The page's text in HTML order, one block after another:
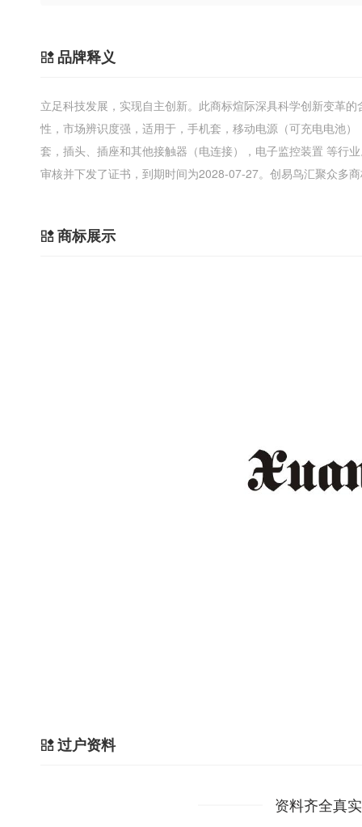
品牌释义
立足科技发展，实现自主创新。此商标煊际深具科学创新变革
性，市场辨识度强，适用于，手机套，移动电源（可充电电池
套，插头、插座和其他接触器（电连接），电子监控装置 等行
审核并下发了证书，到期时间为2028-07-27。创易鸟汇聚众多
商标展示
过户资料
资料齐全真